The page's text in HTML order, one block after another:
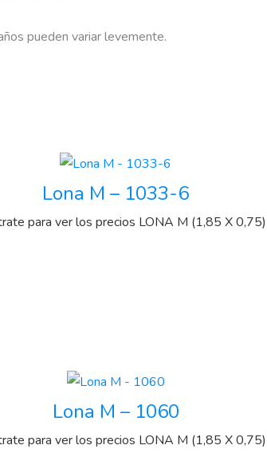
pueden variar levemente.
Lona M – 1033-6
para ver los precios LONA M (1,85 X 0,75)
Lona M – 1060
para ver los precios LONA M (1,85 X 0,75)